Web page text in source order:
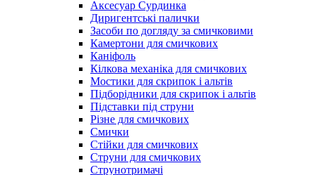
Аксесуар Сурдинка
Диригентські палички
Засоби по догляду за смичковими
Камертони для смичкових
Каніфоль
Кілкова механіка для смичкових
Мостики для скрипок і альтів
Підборiдники для скрипок і альтів
Підставки під струни
Різне для смичкових
Смички
Стійки для смичкових
Струни для смичкових
Струнотримачі